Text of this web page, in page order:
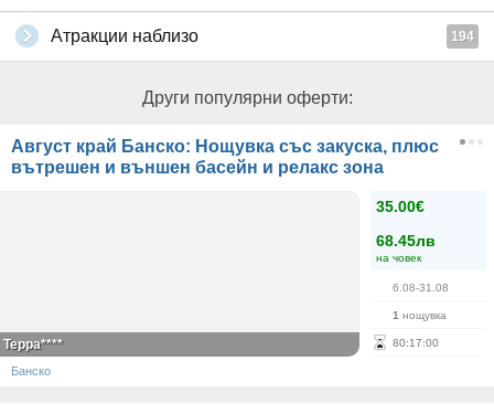
Атракции наблизо 194
Други популярни оферти:
Август край Банско: Нощувка със закуска, плюс
вътрешен и външен басейн и релакс зона
35.00€
68.45лв
на човек
6.08-31.08
1 нощувка
80:17:00
Терра****
Банско